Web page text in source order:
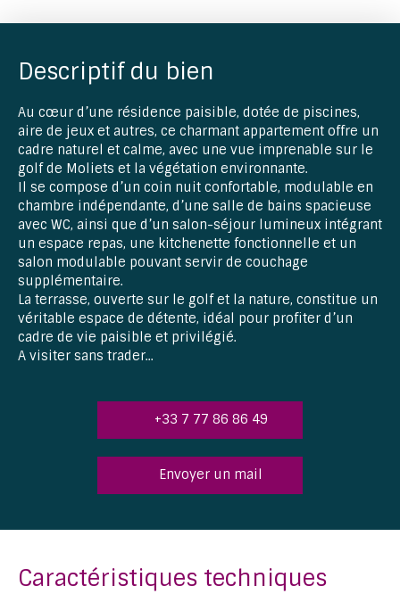
Descriptif du bien
Au cœur d’une résidence paisible, dotée de piscines,
aire de jeux et autres, ce charmant appartement offre un
cadre naturel et calme, avec une vue imprenable sur le
golf de Moliets et la végétation environnante.
Il se compose d’un coin nuit confortable, modulable en
chambre indépendante, d’une salle de bains spacieuse
avec WC, ainsi que d’un salon-séjour lumineux intégrant
un espace repas, une kitchenette fonctionnelle et un
salon modulable pouvant servir de couchage
supplémentaire.
La terrasse, ouverte sur le golf et la nature, constitue un
véritable espace de détente, idéal pour profiter d’un
cadre de vie paisible et privilégié.
A visiter sans trader...
+33 7 77 86 86 49
Envoyer un mail
Caractéristiques techniques